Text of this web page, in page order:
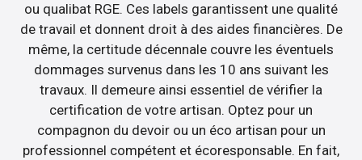
ou qualibat RGE. Ces labels garantissent une qualité
de travail et donnent droit à des aides financières. De
même, la certitude décennale couvre les éventuels
dommages survenus dans les 10 ans suivant les
travaux. Il demeure ainsi essentiel de vérifier la
certification de votre artisan. Optez pour un
compagnon du devoir ou un éco artisan pour un
professionnel compétent et écoresponsable. En fait,